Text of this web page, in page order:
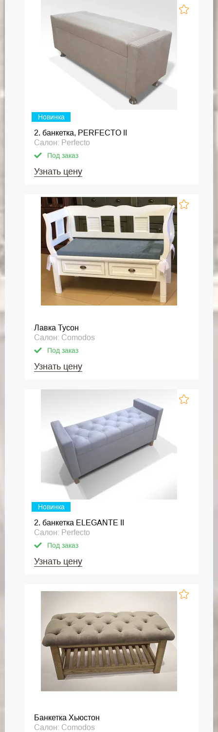
Новинка
2. банкетка, PERFECTO II
Салон: Perfecto
Под заказ
Узнать цену
Лавка Тусон
Салон: Comodos
Под заказ
Узнать цену
Новинка
2. банкетка ELEGANTE II
Салон: Perfecto
Под заказ
Узнать цену
Банкетка Хьюстон
Салон: Comodos